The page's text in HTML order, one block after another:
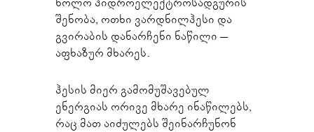
ხოლო ჰიდროელექტროსადგურის
შენობა, ოთხი ვარდნილჰესი და
გვირაბის დანარჩენი ნაწილი –
აფხაზურ მხარეს.
ჰესის მიერ გამომუშავებულ
ენერგიას ორივე მხარე ინაწილებს,
რაც მათ აიძულებს შეინარჩუნონ